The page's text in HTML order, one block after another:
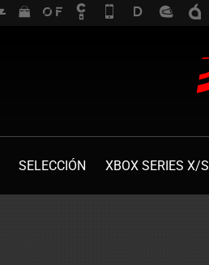
SELECCIÓN XBOX SERIES X/S